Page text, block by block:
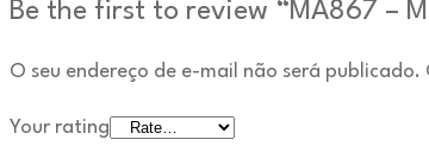
Be the first to review “MA867 –
O seu endereço de e-mail não será publicado.
Your rating